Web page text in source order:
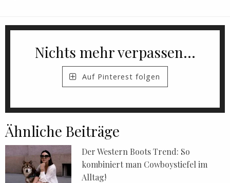
Nichts mehr verpassen...
Auf Pinterest folgen
Ähnliche Beiträge
Der Western Boots Trend: So
kombiniert man Cowboystiefel im
Alltag!